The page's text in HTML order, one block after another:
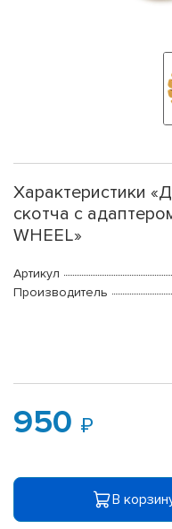
Характеристики
скотча с
WHEEL»
Артикул
Производитель
950
В